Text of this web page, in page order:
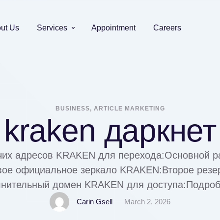
Us Services Appointment Careers
BUSINESS, ARTICLE MARKETING
kraken даркнет
адресов KRAKEN для перехода:Основной
официальное зеркало KRAKEN:Второе
домен KRAKEN для
входу и использованию:Подготовка
Carin Gsell March 2, 2026